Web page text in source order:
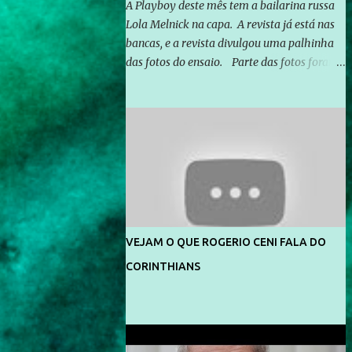
A Playboy deste mês tem a bailarina russa
Lola Melnick na capa. A revista já está nas
bancas, e a revista divulgou uma palhinha
das fotos do ensaio. Parte das fotos foram
divulga capa e primeiras fotos de Lola
Melnick - @aredacao
VEJAM O QUE ROGERIO CENI FALA DO
CORINTHIANS